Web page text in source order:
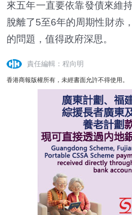
來五年一直要依靠發債來維
脫離了5至6年的周期性財赤
的問題，值得政府深思。
責任編輯：程向明
香港商報版權所有，未經書面允許不得使用。